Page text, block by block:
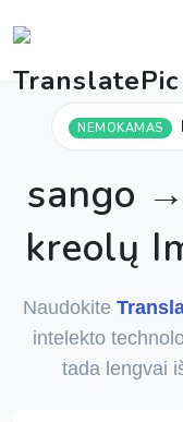
NEMOKAMAS
sango
kreolų
Naudokite
intelekto
tada lengvai